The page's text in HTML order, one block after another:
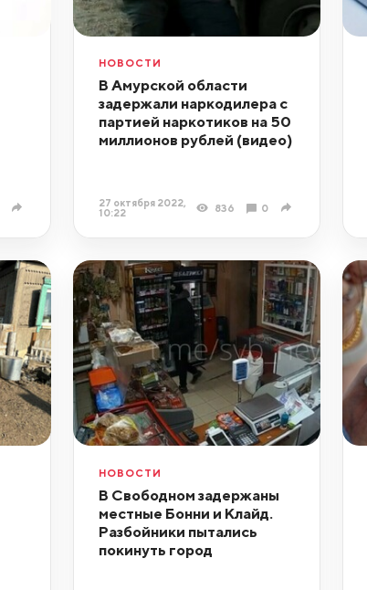
НОВОСТИ
В Амурской области
задержали наркодилера с
партией наркотиков на 50
миллионов рублей (видео)
27 октября 2022,
10:22
836 0
НОВОСТИ
В Свободном задержаны
местные Бонни и Клайд.
Разбойники пытались
покинуть город